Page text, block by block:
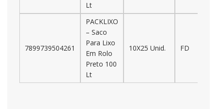
Lt
7899739504261
PACKLIXO
– Saco
Para Lixo
Em Rolo
Preto 100
Lt
10X25 Unid. FD